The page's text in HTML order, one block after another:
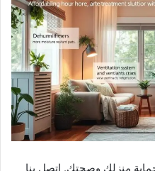
منزلك وصحتك. اتصل بنا